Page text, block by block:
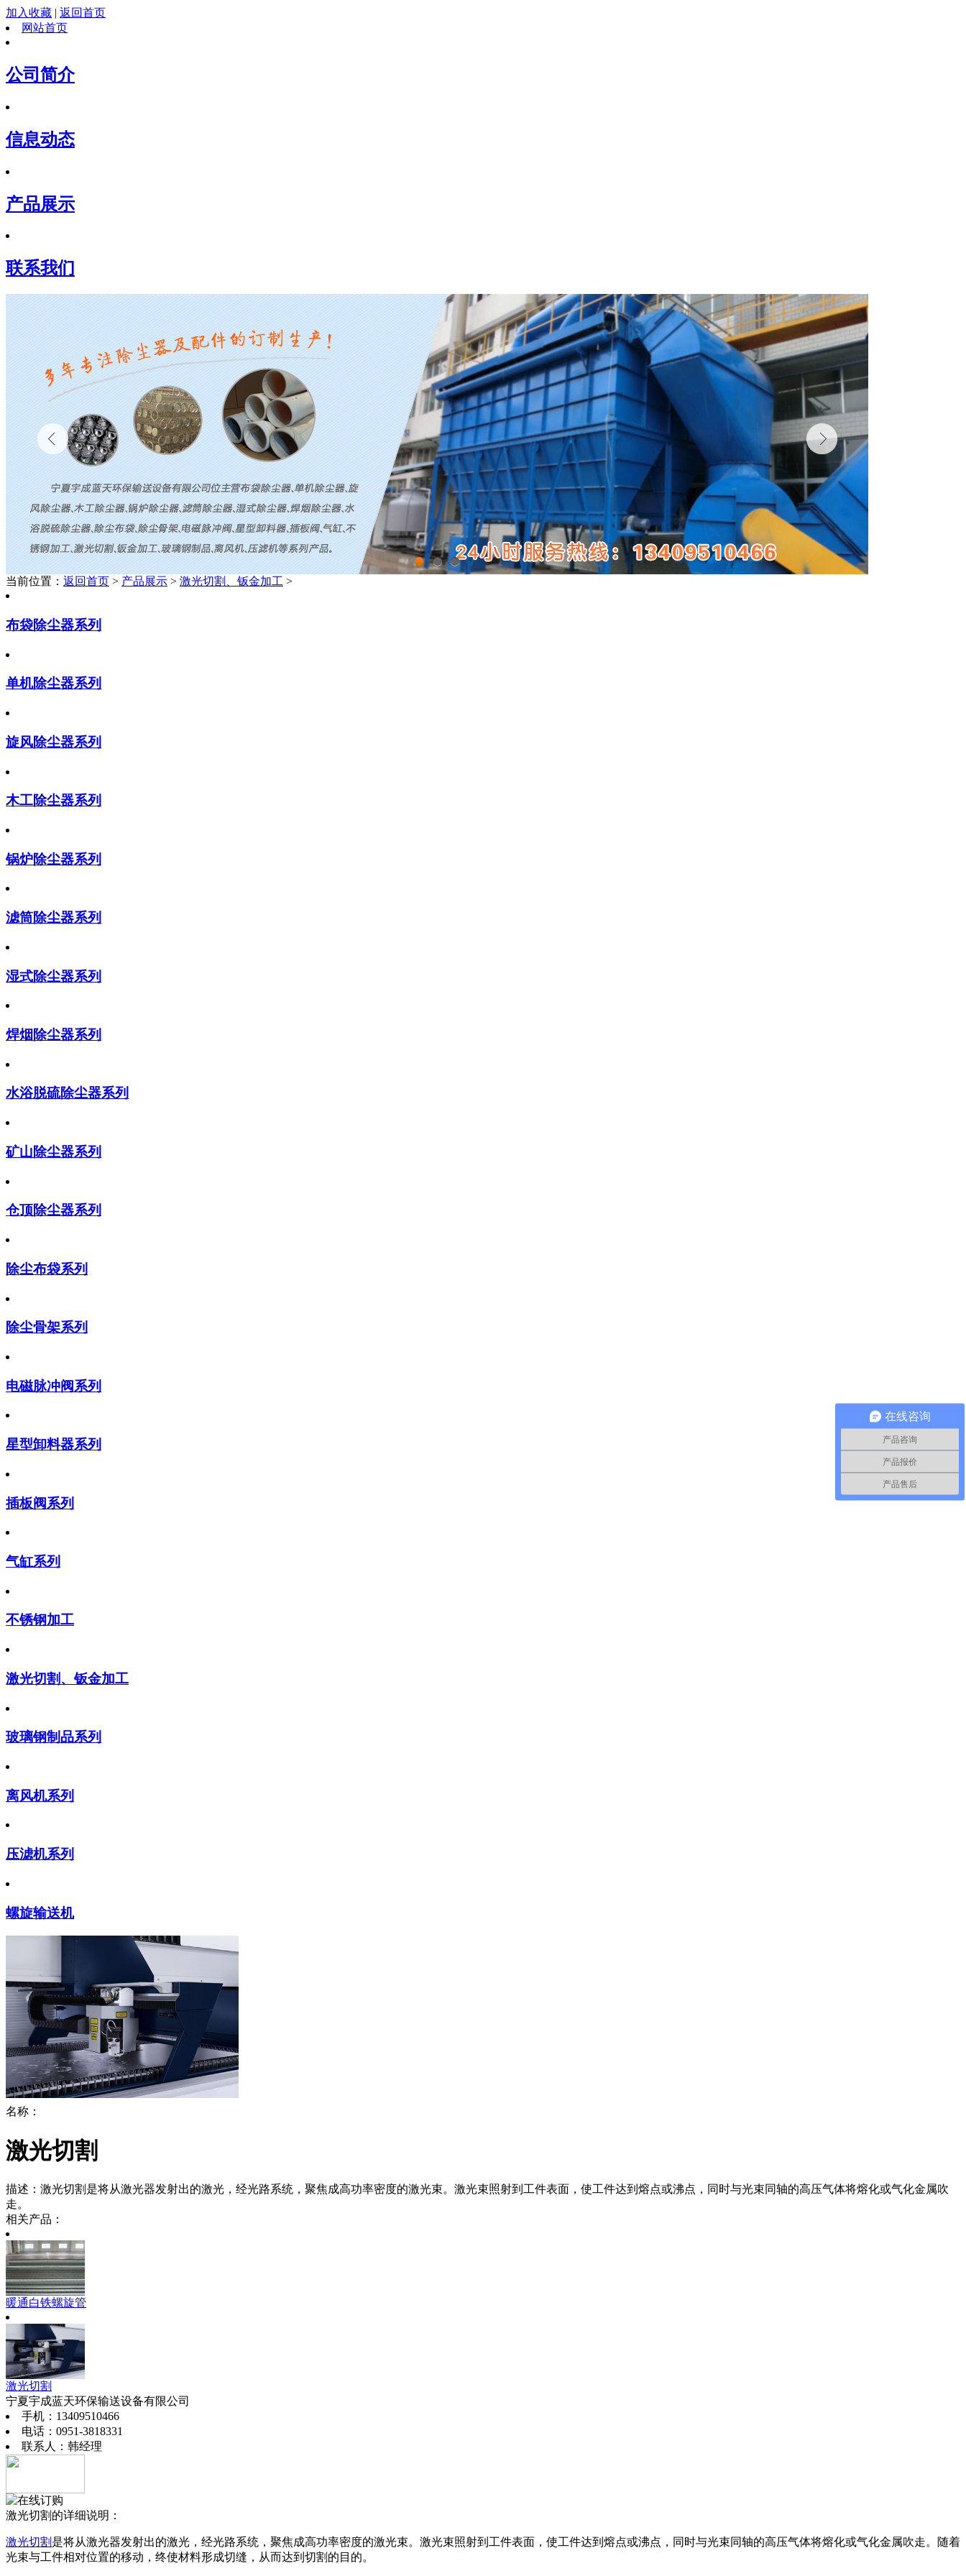
加入收藏 | 返回首页
网站首页
公司简介
信息动态
产品展示
联系我们
当前位置： 返回首页 > 产品展示 > 激光切割、钣金加工 >
布袋除尘器系列
单机除尘器系列
旋风除尘器系列
木工除尘器系列
锅炉除尘器系列
滤筒除尘器系列
湿式除尘器系列
焊烟除尘器系列
水浴脱硫除尘器系列
矿山除尘器系列
仓顶除尘器系列
除尘布袋系列
除尘骨架系列
电磁脉冲阀系列
星型卸料器系列
插板阀系列
气缸系列
不锈钢加工
激光切割、钣金加工
玻璃钢制品系列
离风机系列
压滤机系列
螺旋输送机
名称：
激光切割
描述： 激光切割是将从激光器发射出的激光，经光路系统，聚焦成高功率密度的激光束。激光束照射到工件表面，使工件达到熔点或沸点，同时与光束同轴的高压气体将熔化或气化金属吹
走。
相关产品：
暖通白铁螺旋管
激光切割
宁夏宇成蓝天环保输送设备有限公司
手机：13409510466
电话：0951-3818331
联系人：韩经理
激光切割的详细说明：
激光切割 是将从激光器发射出的激光，经光路系统，聚焦成高功率密度的激光束。激光束照射到工件表面，使工件达到熔点或沸点，同时与光束同轴的高压气体将熔化或气化金属吹走。随着
光束与工件相对位置的移动，终使材料形成切缝，从而达到切割的目的。
在线咨询
产品咨询
产品报价
产品售后